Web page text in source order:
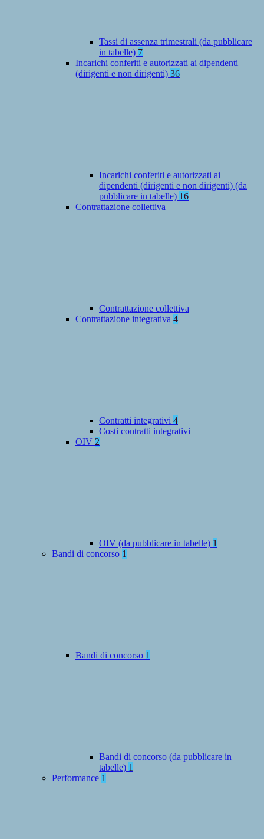
Tassi di assenza trimestrali (da pubblicare
in tabelle) 7
Incarichi conferiti e autorizzati ai dipendenti
(dirigenti e non dirigenti) 36
Incarichi conferiti e autorizzati ai
dipendenti (dirigenti e non dirigenti) (da
pubblicare in tabelle) 16
Contrattazione collettiva
Contrattazione collettiva
Contrattazione integrativa 4
Contratti integrativi 4
Costi contratti integrativi
OIV 2
OIV (da pubblicare in tabelle) 1
Bandi di concorso 1
Bandi di concorso 1
Bandi di concorso (da pubblicare in
tabelle) 1
Performance 1